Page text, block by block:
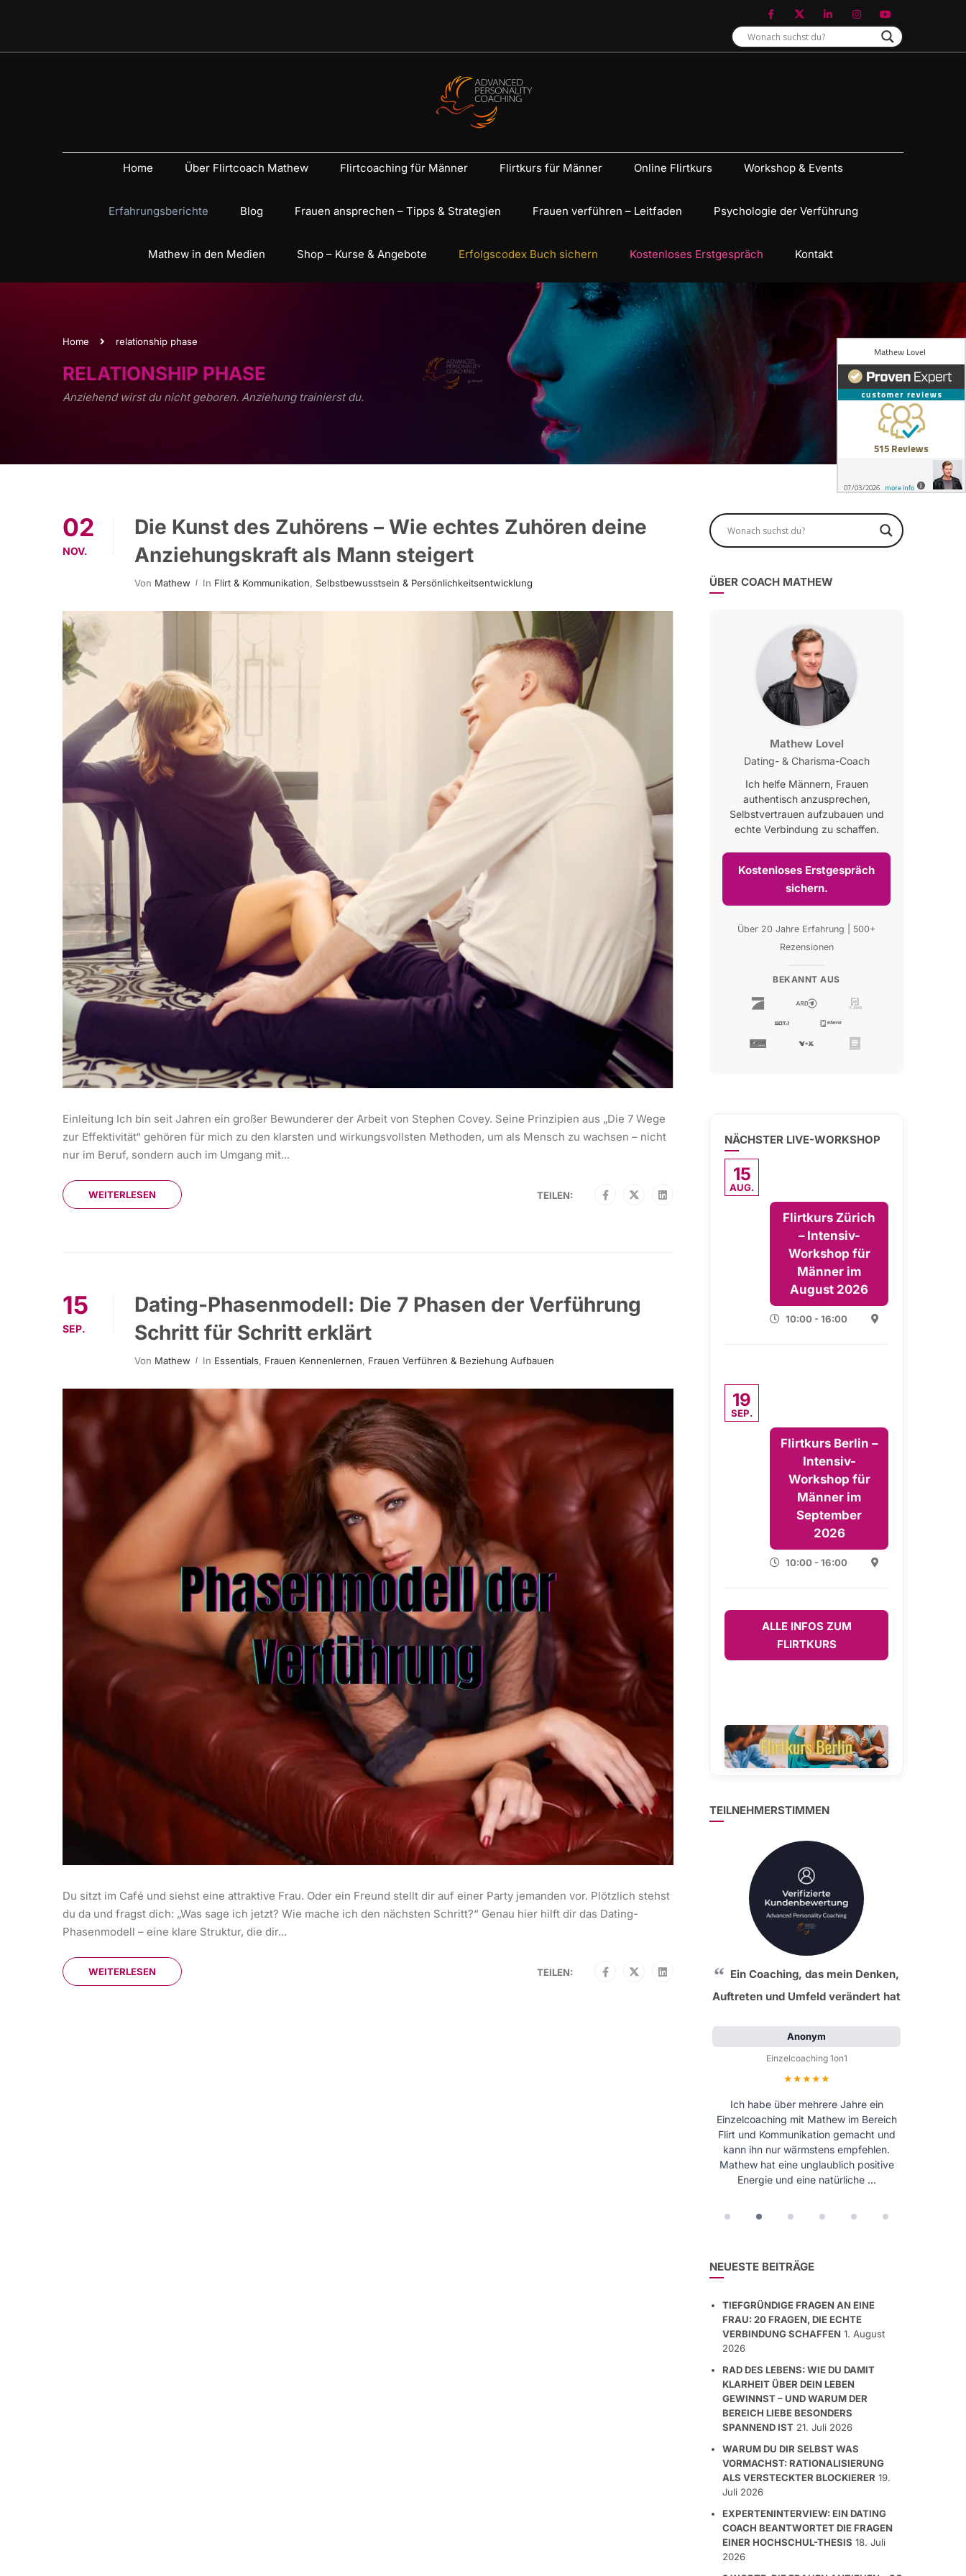
Home Über Flirtcoach Mathew Flirtcoaching für Männer Flirtkurs für Männer Online Flirtkurs Workshop & Events
Erfahrungsberichte Blog Frauen ansprechen – Tipps & Strategien Frauen verführen – Leitfaden Psychologie der Verführung
Mathew in den Medien Shop – Kurse & Angebote Erfolgscodex Buch sichern Kostenloses Erstgespräch Kontakt
Home relationship phase
RELATIONSHIP PHASE
Anziehend wirst du nicht geboren. Anziehung trainierst du.
02
NOV.
Die Kunst des Zuhörens – Wie echtes Zuhören deine
Anziehungskraft als Mann steigert
Von Mathew In Flirt & Kommunikation, Selbstbewusstsein & Persönlichkeitsentwicklung
Einleitung Ich bin seit Jahren ein großer Bewunderer der Arbeit von Stephen Covey. Seine Prinzipien aus „Die 7 Wege
zur Effektivität“ gehören für mich zu den klarsten und wirkungsvollsten Methoden, um als Mensch zu wachsen – nicht
nur im Beruf, sondern auch im Umgang mit...
WEITERLESEN TEILEN:
15
SEP.
Dating-Phasenmodell: Die 7 Phasen der Verführung
Schritt für Schritt erklärt
Von Mathew In Essentials, Frauen Kennenlernen, Frauen Verführen & Beziehung Aufbauen
Du sitzt im Café und siehst eine attraktive Frau. Oder ein Freund stellt dir auf einer Party jemanden vor. Plötzlich stehst
du da und fragst dich: „Was sage ich jetzt? Wie mache ich den nächsten Schritt?“ Genau hier hilft dir das Dating-
Phasenmodell – eine klare Struktur, die dir...
WEITERLESEN TEILEN:
ÜBER COACH MATHEW
Mathew Lovel
Dating- & Charisma-Coach
Ich helfe Männern, Frauen
authentisch anzusprechen,
Selbstvertrauen aufzubauen und
echte Verbindung zu schaffen.
Kostenloses Erstgespräch
sichern.
Über 20 Jahre Erfahrung | 500+
Rezensionen
BEKANNT AUS
NÄCHSTER LIVE-WORKSHOP
15
AUG.
Flirtkurs Zürich
– Intensiv-
Workshop für
Männer im
August 2026
10:00 - 16:00
19
SEP.
Flirtkurs Berlin –
Intensiv-
Workshop für
Männer im
September
2026
10:00 - 16:00
ALLE INFOS ZUM
FLIRTKURS
TEILNEHMERSTIMMEN
Ein Coaching, das mein Denken,
Auftreten und Umfeld verändert hat
Anonym
Einzelcoaching 1on1
Bewertung: 5 von 5 Sternen
Ich habe über mehrere Jahre ein
Einzelcoaching mit Mathew im Bereich
Flirt und Kommunikation gemacht und
kann ihn nur wärmstens empfehlen.
Mathew hat eine unglaublich positive
Energie und eine natürliche …
NEUESTE BEITRÄGE
TIEFGRÜNDIGE FRAGEN AN EINE
FRAU: 20 FRAGEN, DIE ECHTE
VERBINDUNG SCHAFFEN 1. August
2026
RAD DES LEBENS: WIE DU DAMIT
KLARHEIT ÜBER DEIN LEBEN
GEWINNST – UND WARUM DER
BEREICH LIEBE BESONDERS
SPANNEND IST 21. Juli 2026
WARUM DU DIR SELBST WAS
VORMACHST: RATIONALISIERUNG
ALS VERSTECKTER BLOCKIERER 19.
Juli 2026
EXPERTENINTERVIEW: EIN DATING
COACH BEANTWORTET DIE FRAGEN
EINER HOCHSCHUL-THESIS 18. Juli
2026